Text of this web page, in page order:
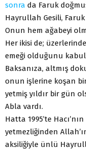
sonra da Faruk
Hayrullah Gesili,
Onun hem ağabeyi
Her ikisi de;
emeği olduğunu
Baksanıza, altmış
onun işlerine koşan
yetmiş yıldır bir gün
Abla vardı.
Hatta 1995’te
yetmezliğinden
aksiliğiyle ünlü